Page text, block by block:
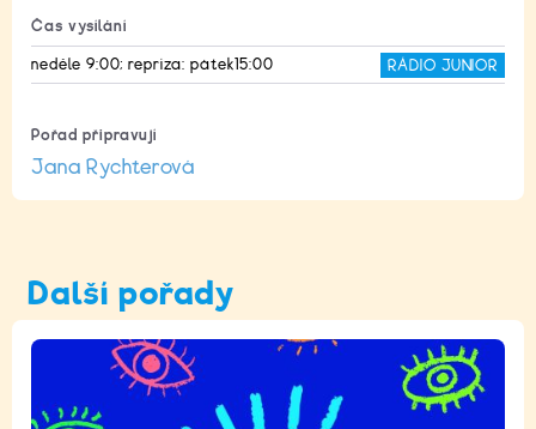
Čas vysílání
neděle 9:00; repríza: pátek15:00 RÁDIO JUNIOR
Pořad připravují
Jana Rychterová
Další pořady